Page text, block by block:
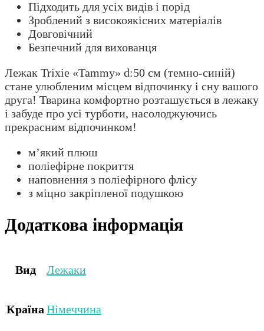
Підходить для усіх видів і порід
Зроблений з високоякісних матеріалів
Довговічний
Безпечний для вихованця
Лежак Trixie «Tammy» d:50 см (темно-синій)
стане улюбленим місцем відпочинку і сну вашого
друга! Тварина комфортно розташується в лежаку
і забуде про усі турботи, насолоджуючись
прекрасним відпочинком!
м’який плюш
поліефірне покриття
наповнення з поліефірного флісу
з міцно закріпленої подушкою
Додаткова інформація
Вид Лежаки
Країна Німеччина